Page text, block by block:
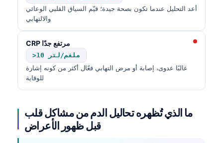
أعد التحليل عندما تكون بصحة جيدة؛ قيّم السياق القلبي الوعائي
والالتهابي
CRP مرتفع جدًا
>10 ملغم/لتر
غالبًا عدوى، إصابة أو مرض التهابي فعّال أكثر من كونه إشارة
للوقاية
ما الذي تُظهره تحاليل الدم من مشاكل قلب
قبل ظهور الأعراض